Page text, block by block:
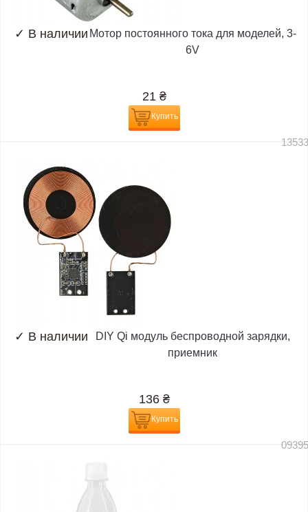
✓ В наличии Мотор постоянного тока для моделей, 3-
6V
21 ₴
Купить
✓ В наличии
DIY Qi модуль беспроводной зарядки,
приемник
136 ₴
Купить